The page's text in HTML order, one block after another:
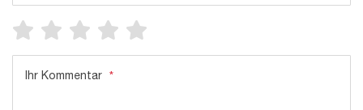
Ihr Kommentar *